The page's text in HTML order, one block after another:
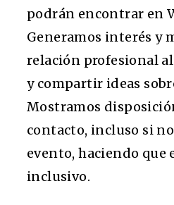
podrán encontrar en
Generamos interés y
relación profesional
y compartir ideas
Mostramos
contacto, incluso si
evento, haciendo que
inclusivo.